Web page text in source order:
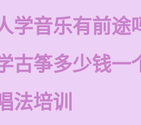
学音乐有前途
古筝多少钱一
法培训